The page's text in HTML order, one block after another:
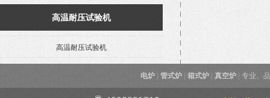
高温耐压试验机
高温耐压试验机
电炉 管式炉 箱式炉 真空炉 专业、